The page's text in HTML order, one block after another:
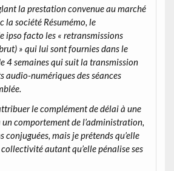
la prestation convenue au marché
la société Résumémo, le
ipso facto les « retransmissions
» qui lui sont fournies dans le
4 semaines qui suit la transmission
audio-numériques des séances
le complément de délai à une
un comportement de l’administration,
conjuguées, mais je prétends qu’elle
autant qu’elle pénalise ses